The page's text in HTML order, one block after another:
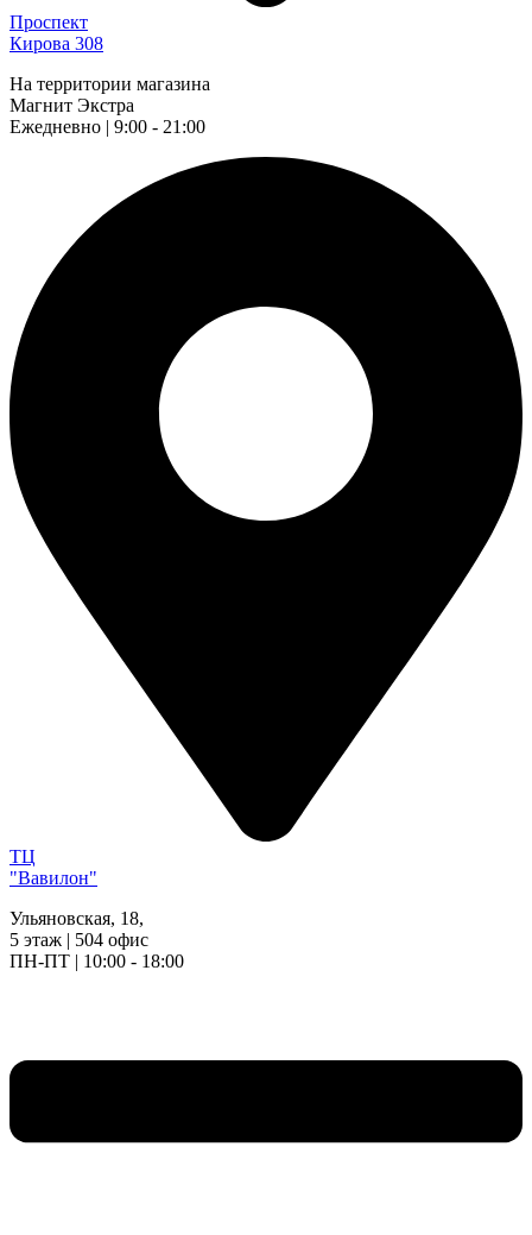
Проспект
Кирова 308
На территории магазина
Магнит Экстра
Ежедневно | 9:00 - 21:00
ТЦ
"Вавилон"
Ульяновская, 18,
5 этаж | 504 офис
ПН-ПТ | 10:00 - 18:00